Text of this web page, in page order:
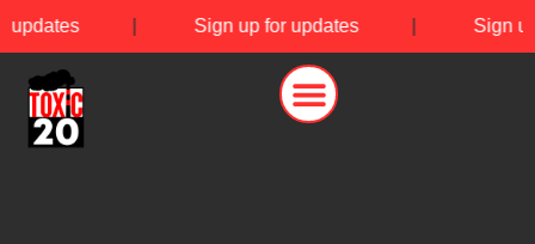
updates| Sign up for updates| Sign